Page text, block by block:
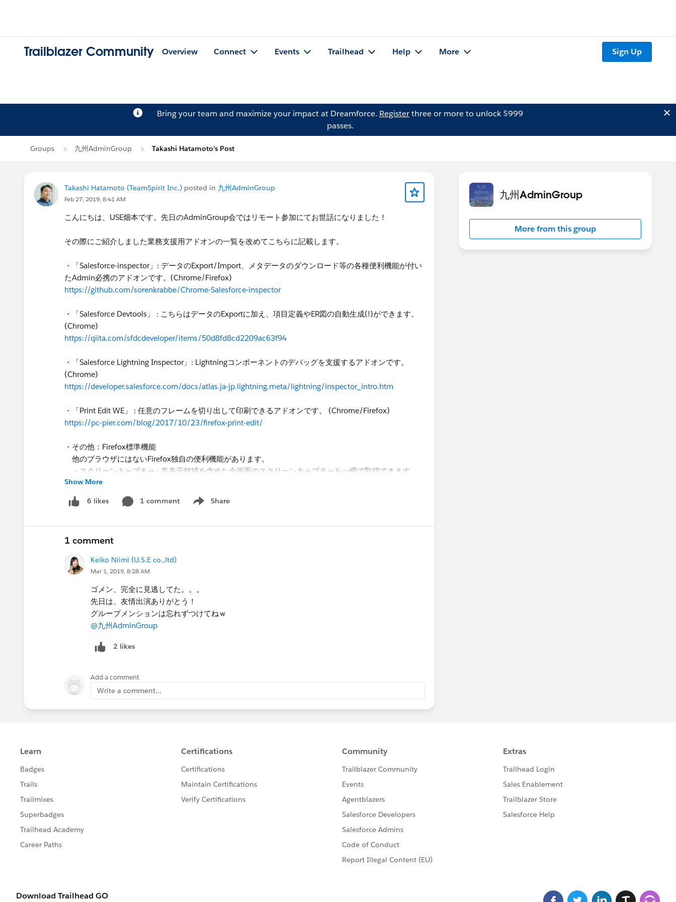
Trailblazer Community Overview Connect Events Trailhead Help More Sign Up
Bring your team and maximize your impact at Dreamforce. Registerthree or more to unlock $999
passes.
Groups 九州AdminGroup Takashi Hatamoto's Post
Takashi Hatamoto (TeamSpirit Inc.) posted in 九州AdminGroup
Feb 27, 2019, 8:41 AM
こんにちは、USE畑本です。先日のAdminGroup会ではリモート参加にてお世話になりました！
その際にご紹介しました業務支援用アドオンの一覧を改めてこちらに記載します。
・「Salesforce-inspector」: データのExport/Import、メタデータのダウンロード等の各種便利機能が付い
たAdmin必携のアドオンです。(Chrome/Firefox)
https://github.com/sorenkrabbe/Chrome-Salesforce-inspector
・「Salesforce Devtools」 : こちらはデータのExportに加え、項目定義やER図の自動生成(!)ができます。
(Chrome)
https://qiita.com/sfdcdeveloper/items/50d8fd8cd2209ac63f94
・「Salesforce Lightning Inspector」: Lightningコンポーネントのデバッグを支援するアドオンです。
(Chrome)
https://developer.salesforce.com/docs/atlas.ja-jp.lightning.meta/lightning/inspector_intro.htm
・「Print Edit WE」 : 任意のフレームを切り出して印刷できるアドオンです。 (Chrome/Firefox)
https://pc-pier.com/blog/2017/10/23/firefox-print-edit/
・その他：Firefox標準機能
他のブラウザにはないFirefox独自の便利機能があります。
・スクリーンキャプチャ : 非表示領域を含めた全画面のスクリーンキャプチャを一瞬で取得できます
(Chromeでは開発ツールでできるらしいですが、Firefoxは右クリックですぐにできます)
・このフレームだけを表示 : 特定フレームのみを切り出して別途表示できますので、
Lightningページの一部コンポーネントのみをきれいに印刷できます。
Show More
6 likes 1 comment Share
Show menu
1 comment
Keiko Niimi (U.S.E co.,ltd)
Mar 1, 2019, 8:28 AM
ゴメン、完全に見逃してた。。。
先日は、友情出演ありがとう！
グループメンションは忘れずつけてねｗ
@九州AdminGroup
2 likes
Add a comment
Write a comment...
九州AdminGroup
More from this group